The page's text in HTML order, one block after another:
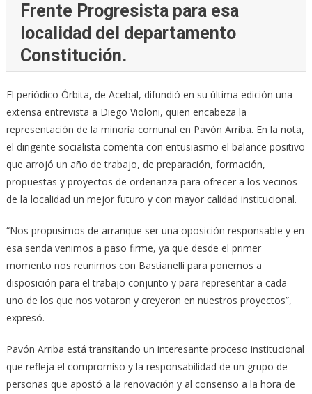
Frente Progresista para esa
localidad del departamento
Constitución.
El periódico Órbita, de Acebal, difundió en su última edición una
extensa entrevista a Diego Violoni, quien encabeza la
representación de la minoría comunal en Pavón Arriba. En la nota,
el dirigente socialista comenta con entusiasmo el balance positivo
que arrojó un año de trabajo, de preparación, formación,
propuestas y proyectos de ordenanza para ofrecer a los vecinos
de la localidad un mejor futuro y con mayor calidad institucional.
“Nos propusimos de arranque ser una oposición responsable y en
esa senda venimos a paso firme, ya que desde el primer
momento nos reunimos con Bastianelli para ponernos a
disposición para el trabajo conjunto y para representar a cada
uno de los que nos votaron y creyeron en nuestros proyectos”,
expresó.
Pavón Arriba está transitando un interesante proceso institucional
que refleja el compromiso y la responsabilidad de un grupo de
personas que apostó a la renovación y al consenso a la hora de